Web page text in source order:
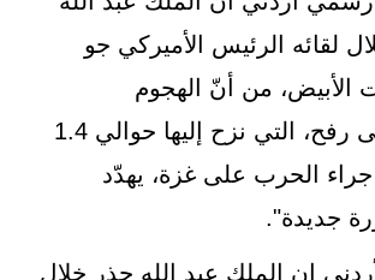
لقائه الرئيس الأميركي جو
الأبيض، من أنّ الهجوم
الإسرائيلي على رفح، التي نزح إليها حوالي 1.4
الحرب على غزة، يهدّد
جديدة".
إن الملك عبد الله حذر خلال